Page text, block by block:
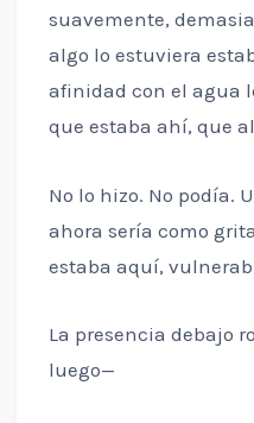
suavemente,
algo lo estuviera
afinidad con el agua
que estaba ahí, que
No lo hizo. No podía.
ahora sería como
estaba aquí,
La presencia debajo
luego—